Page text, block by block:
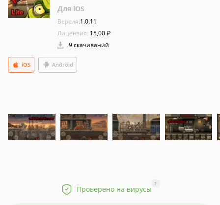
Для iOS
Версия:1.0.11
Лицензия: 15,00 ₽
9 скачиваний
Android
iOS
Проверено на вирусы
?